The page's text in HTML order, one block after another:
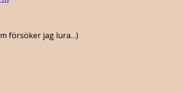
försöker jag lura…)